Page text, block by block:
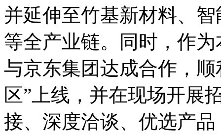
并延伸至竹基新材料、
等全产业链。同时，作
与京东集团达成合作，
区”上线，并在现场开展
接、深度洽谈、优选产